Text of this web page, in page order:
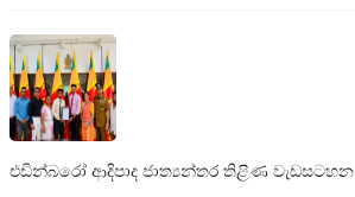
එඩින්බරෝ ආදිපාද ජාත්‍යන්තර තිළිණ වැඩසටහන